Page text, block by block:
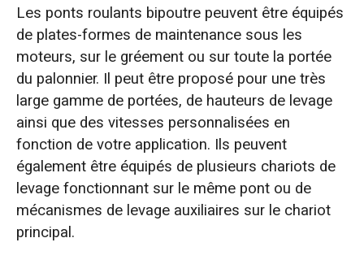
Les ponts roulants bipoutre peuvent être équipés
de plates-formes de maintenance sous les
moteurs, sur le gréement ou sur toute la portée
du palonnier. Il peut être proposé pour une très
large gamme de portées, de hauteurs de levage
ainsi que des vitesses personnalisées en
fonction de votre application. Ils peuvent
également être équipés de plusieurs chariots de
levage fonctionnant sur le même pont ou de
mécanismes de levage auxiliaires sur le chariot
principal.